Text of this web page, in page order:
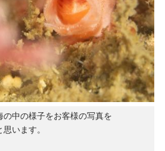
の中の様子をお客様の写真を
います。